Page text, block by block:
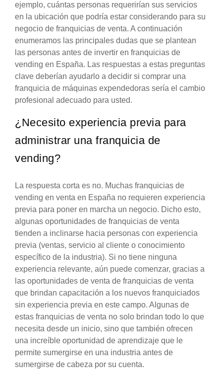
ejemplo, cuántas personas requerirían sus servicios
en la ubicación que podría estar considerando para su
negocio de franquicias de venta. A continuación
enumeramos las principales dudas que se plantean
las personas antes de invertir en franquicias de
vending en España. Las respuestas a estas preguntas
clave deberían ayudarlo a decidir si comprar una
franquicia de máquinas expendedoras sería el cambio
profesional adecuado para usted.
¿Necesito experiencia previa para
administrar una franquicia de
vending?
La respuesta corta es no. Muchas franquicias de
vending en venta en España no requieren experiencia
previa para poner en marcha un negocio. Dicho esto,
algunas oportunidades de franquicias de venta
tienden a inclinarse hacia personas con experiencia
previa (ventas, servicio al cliente o conocimiento
específico de la industria). Si no tiene ninguna
experiencia relevante, aún puede comenzar, gracias a
las oportunidades de venta de franquicias de venta
que brindan capacitación a los nuevos franquiciados
sin experiencia previa en este campo. Algunas de
estas franquicias de venta no solo brindan todo lo que
necesita desde un inicio, sino que también ofrecen
una increíble oportunidad de aprendizaje que le
permite sumergirse en una industria antes de
sumergirse de cabeza por su cuenta.